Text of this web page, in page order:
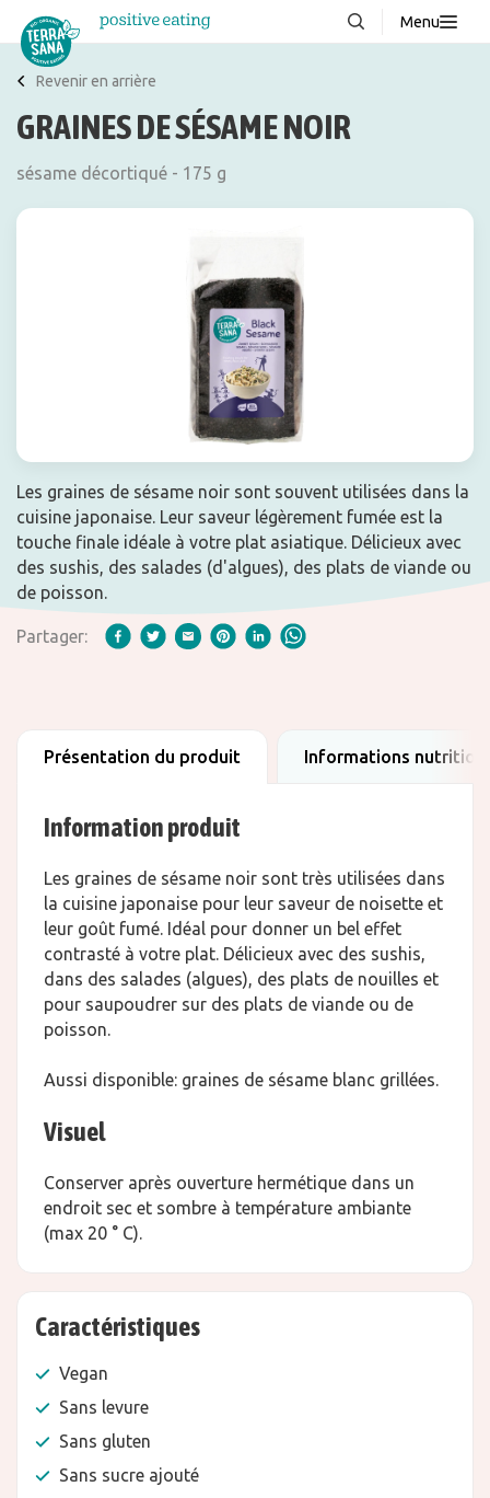
Menu
À propos de nous
Blog
Revenir en arrière
GRAINES DE SÉSAME NOIR
sésame décortiqué - 175 g
Les graines de sésame noir sont souvent utilisées dans la
cuisine japonaise. Leur saveur légèrement fumée est la
touche finale idéale à votre plat asiatique. Délicieux avec
des sushis, des salades (d'algues), des plats de viande ou
de poisson.
Partager:
Présentation du produit Informations
Information produit
Les graines de sésame noir sont très utilisées dans
la cuisine japonaise pour leur saveur de noisette et
leur goût fumé. Idéal pour donner un bel effet
contrasté à votre plat. Délicieux avec des sushis,
dans des salades (algues), des plats de nouilles et
pour saupoudrer sur des plats de viande ou de
poisson.
Aussi disponible: graines de sésame blanc grillées.
Visuel
Conserver après ouverture hermétique dans un
endroit sec et sombre à température ambiante
(max 20 ° C).
Caractéristiques
Vegan
Sans levure
Sans gluten
Sans sucre ajouté